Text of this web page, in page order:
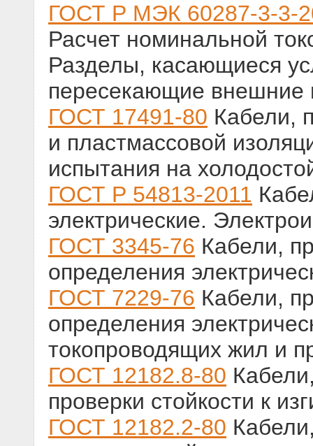
ГОСТ Р МЭК 60287-3-3-
Расчет номинальной
Разделы, касающиеся
пересекающие внешние
ГОСТ 17491-80 Кабели,
и пластмассовой
испытания на
ГОСТ Р 54813-2011
электрические.
ГОСТ 3345-76 Кабели,
определения
ГОСТ 7229-76 Кабели,
определения
токопроводящих жил и
ГОСТ 12182.8-80
проверки стойкости к
ГОСТ 12182.2-80